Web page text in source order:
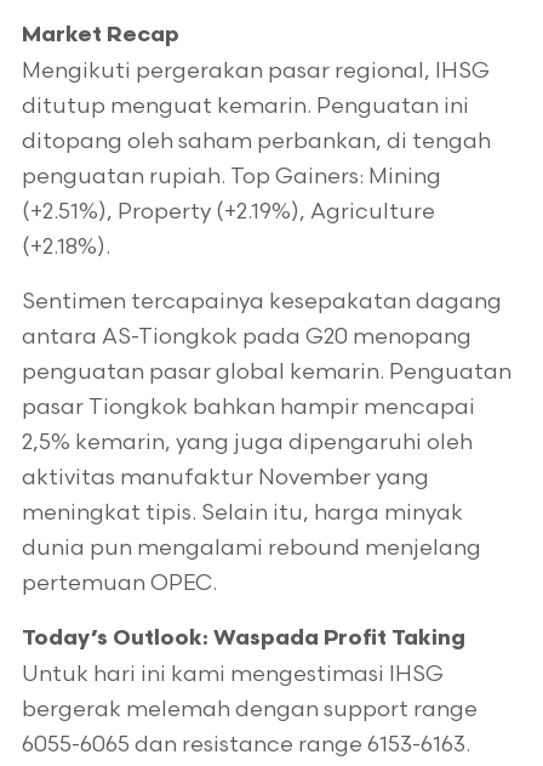
Market Recap
Mengikuti pergerakan pasar regional, IHSG
ditutup menguat kemarin. Penguatan ini
ditopang oleh saham perbankan, di tengah
penguatan rupiah. Top Gainers: Mining
(+2.51%), Property (+2.19%), Agriculture
(+2.18%).
Sentimen tercapainya kesepakatan dagang
antara AS-Tiongkok pada G20 menopang
penguatan pasar global kemarin. Penguatan
pasar Tiongkok bahkan hampir mencapai
2,5% kemarin, yang juga dipengaruhi oleh
aktivitas manufaktur November yang
meningkat tipis. Selain itu, harga minyak
dunia pun mengalami rebound menjelang
pertemuan OPEC.
Today’s Outlook: Waspada Profit Taking
Untuk hari ini kami mengestimasi IHSG
bergerak melemah dengan support range
6055-6065 dan resistance range 6153-6163.